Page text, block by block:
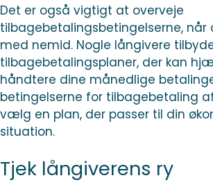
Det er også vigtigt at overveje
tilbagebetalingsbetingelserne,
med nemid. Nogle långivere
tilbagebetalingsplaner, der kan
håndtere dine månedlige
betingelserne for tilbagebetaling
vælg en plan, der passer til din
situation.
Tjek långiverens ry